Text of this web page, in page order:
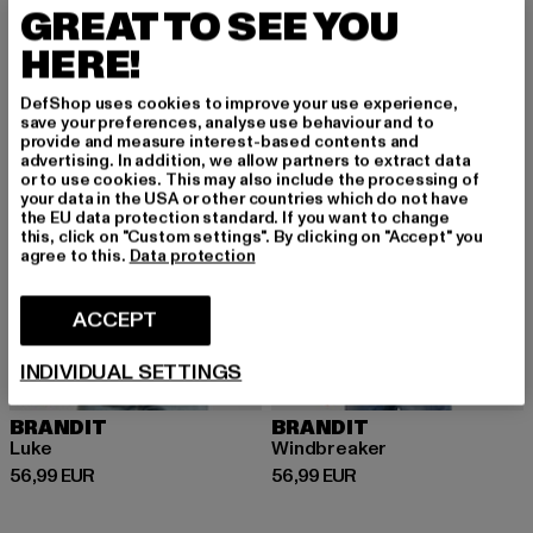
BRANDIT
Luke
56,99 EUR
Ajankohtainen hinta: 56,99 EUR
BRANDIT
Windbreaker
56,99 EUR
Ajankohtainen hinta: 56,99 EUR
GREAT TO SEE YOU
HERE!
DefShop uses cookies to improve your use experience,
save your preferences, analyse use behaviour and to
provide and measure interest-based contents and
advertising. In addition, we allow partners to extract data
or to use cookies. This may also include the processing of
your data in the USA or other countries which do not have
the EU data protection standard. If you want to change
this, click on "Custom settings". By clicking on "Accept" you
agree to this. Data protection
ACCEPT
INDIVIDUAL SETTINGS